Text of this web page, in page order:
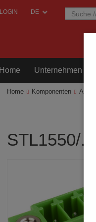
LOGIN
Home Unternehmen
Home Komponenten
STL1550/